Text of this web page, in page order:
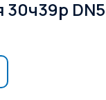
30ч39р